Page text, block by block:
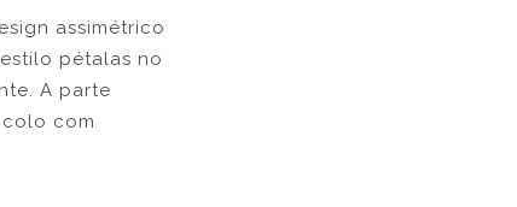
assimétrico
pétalas no
A parte
com